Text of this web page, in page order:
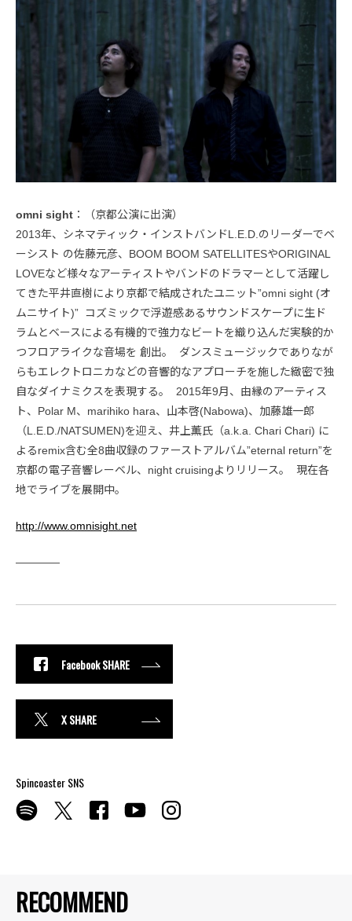
RECOMMEND
omni sight ：（京都公演に出演）
2013年、シネマティック・インストバンドL.E.D.のリーダーでベ
ーシスト の佐藤元彦、BOOM BOOM SATELLITESやORIGINAL
LOVEなど様々なアーティストやバンドのドラマーとして活躍し
てきた平井直樹により京都で結成されたユニット”omni sight (オ
ムニサイト)” コズミックで浮遊感あるサウンドスケープに生ド
ラムとベースによる有機的で強力なビートを織り込んだ実験的か
つフロアライクな音場を 創出。 ダンスミュージックでありなが
らもエレクトロニカなどの音響的なアプローチを施した緻密で独
自なダイナミクスを表現する。 2015年9月、由縁のアーティス
ト、Polar M、marihiko hara、山本啓(Nabowa)、加藤雄一郎
（L.E.D./NATSUMEN)を迎え、井上薫氏（a.k.a. Chari Chari) に
よるremix含む全8曲収録のファーストアルバム”eternal return”を
京都の電子音響レーベル、night cruisingよりリリース。 現在各
地でライブを展開中。
http://www.omnisight.net
————
Facebook SHARE
X SHARE
Spincoaster SNS